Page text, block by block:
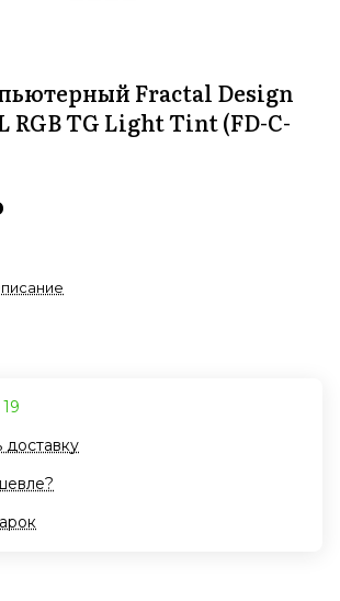
Fractal Design
RGB TG Light Tint (FD-C-
доставку